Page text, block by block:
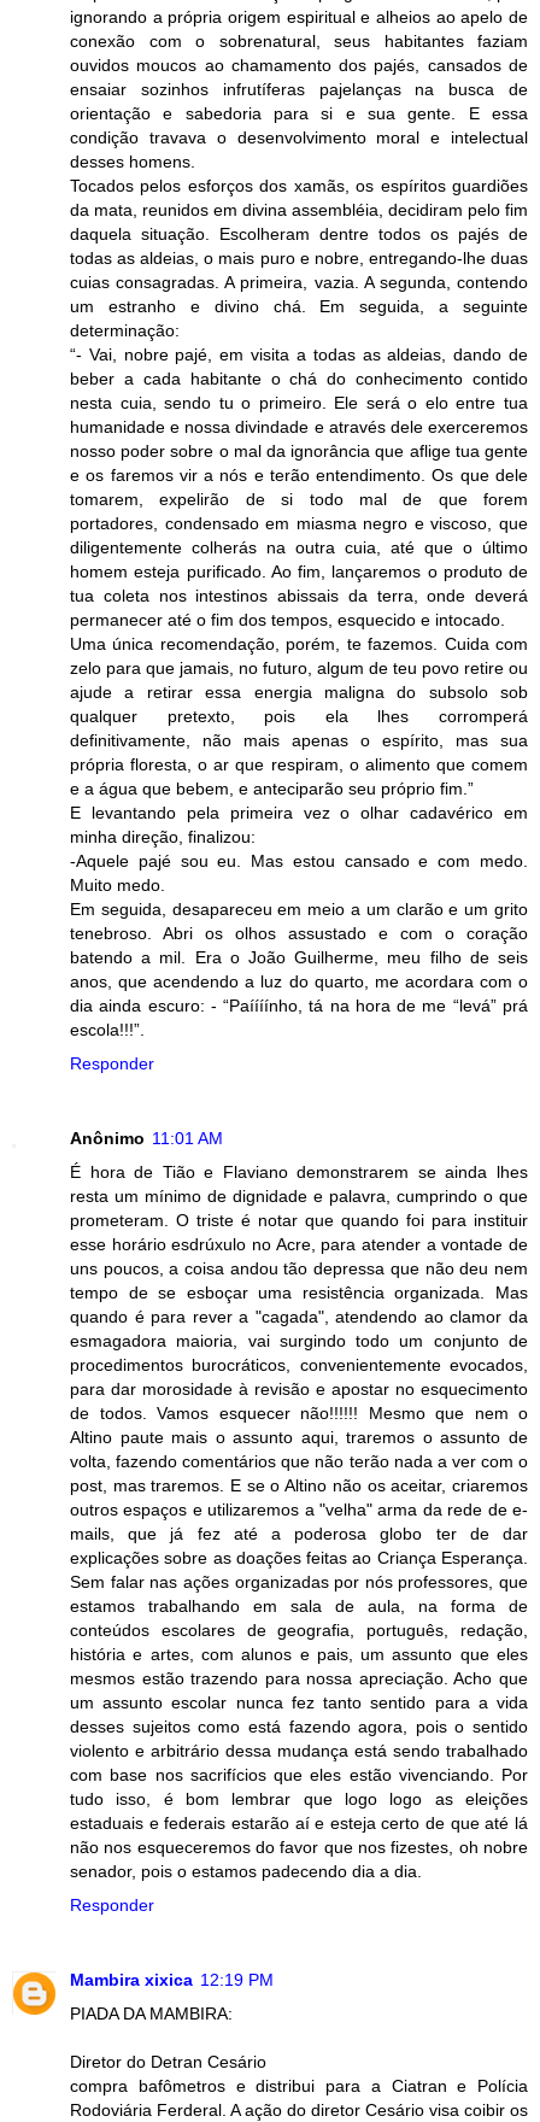
ignorando a própria origem espiritual e alheios ao apelo de
conexão com o sobrenatural, seus habitantes faziam
ouvidos moucos ao chamamento dos pajés, cansados de
ensaiar sozinhos infrutíferas pajelanças na busca de
orientação e sabedoria para si e sua gente. E essa
condição travava o desenvolvimento moral e intelectual
desses homens.
Tocados pelos esforços dos xamãs, os espíritos guardiões
da mata, reunidos em divina assembléia, decidiram pelo fim
daquela situação. Escolheram dentre todos os pajés de
todas as aldeias, o mais puro e nobre, entregando-lhe duas
cuias consagradas. A primeira, vazia. A segunda, contendo
um estranho e divino chá. Em seguida, a seguinte
determinação:
“- Vai, nobre pajé, em visita a todas as aldeias, dando de
beber a cada habitante o chá do conhecimento contido
nesta cuia, sendo tu o primeiro. Ele será o elo entre tua
humanidade e nossa divindade e através dele exerceremos
nosso poder sobre o mal da ignorância que aflige tua gente
e os faremos vir a nós e terão entendimento. Os que dele
tomarem, expelirão de si todo mal de que forem
portadores, condensado em miasma negro e viscoso, que
diligentemente colherás na outra cuia, até que o último
homem esteja purificado. Ao fim, lançaremos o produto de
tua coleta nos intestinos abissais da terra, onde deverá
permanecer até o fim dos tempos, esquecido e intocado.
Uma única recomendação, porém, te fazemos. Cuida com
zelo para que jamais, no futuro, algum de teu povo retire ou
ajude a retirar essa energia maligna do subsolo sob
qualquer pretexto, pois ela lhes corromperá
definitivamente, não mais apenas o espírito, mas sua
própria floresta, o ar que respiram, o alimento que comem
e a água que bebem, e anteciparão seu próprio fim.”
E levantando pela primeira vez o olhar cadavérico em
minha direção, finalizou:
-Aquele pajé sou eu. Mas estou cansado e com medo.
Muito medo.
Em seguida, desapareceu em meio a um clarão e um grito
tenebroso. Abri os olhos assustado e com o coração
batendo a mil. Era o João Guilherme, meu filho de seis
anos, que acendendo a luz do quarto, me acordara com o
dia ainda escuro: - “Paíííínho, tá na hora de me “levá” prá
escola!!!”.
Responder
Anônimo 11:01 AM
É hora de Tião e Flaviano demonstrarem se ainda lhes
resta um mínimo de dignidade e palavra, cumprindo o que
prometeram. O triste é notar que quando foi para instituir
esse horário esdrúxulo no Acre, para atender a vontade de
uns poucos, a coisa andou tão depressa que não deu nem
tempo de se esboçar uma resistência organizada. Mas
quando é para rever a "cagada", atendendo ao clamor da
esmagadora maioria, vai surgindo todo um conjunto de
procedimentos burocráticos, convenientemente evocados,
para dar morosidade à revisão e apostar no esquecimento
de todos. Vamos esquecer não!!!!!! Mesmo que nem o
Altino paute mais o assunto aqui, traremos o assunto de
volta, fazendo comentários que não terão nada a ver com o
post, mas traremos. E se o Altino não os aceitar, criaremos
outros espaços e utilizaremos a "velha" arma da rede de e-
mails, que já fez até a poderosa globo ter de dar
explicações sobre as doações feitas ao Criança Esperança.
Sem falar nas ações organizadas por nós professores, que
estamos trabalhando em sala de aula, na forma de
conteúdos escolares de geografia, português, redação,
história e artes, com alunos e pais, um assunto que eles
mesmos estão trazendo para nossa apreciação. Acho que
um assunto escolar nunca fez tanto sentido para a vida
desses sujeitos como está fazendo agora, pois o sentido
violento e arbitrário dessa mudança está sendo trabalhado
com base nos sacrifícios que eles estão vivenciando. Por
tudo isso, é bom lembrar que logo logo as eleições
estaduais e federais estarão aí e esteja certo de que até lá
não nos esqueceremos do favor que nos fizestes, oh nobre
senador, pois o estamos padecendo dia a dia.
Responder
Mambira xixica 12:19 PM
PIADA DA MAMBIRA:
Diretor do Detran Cesário
compra bafômetros e distribui para a Ciatran e Polícia
Rodoviária Ferderal. A ação do diretor Cesário visa coibir os